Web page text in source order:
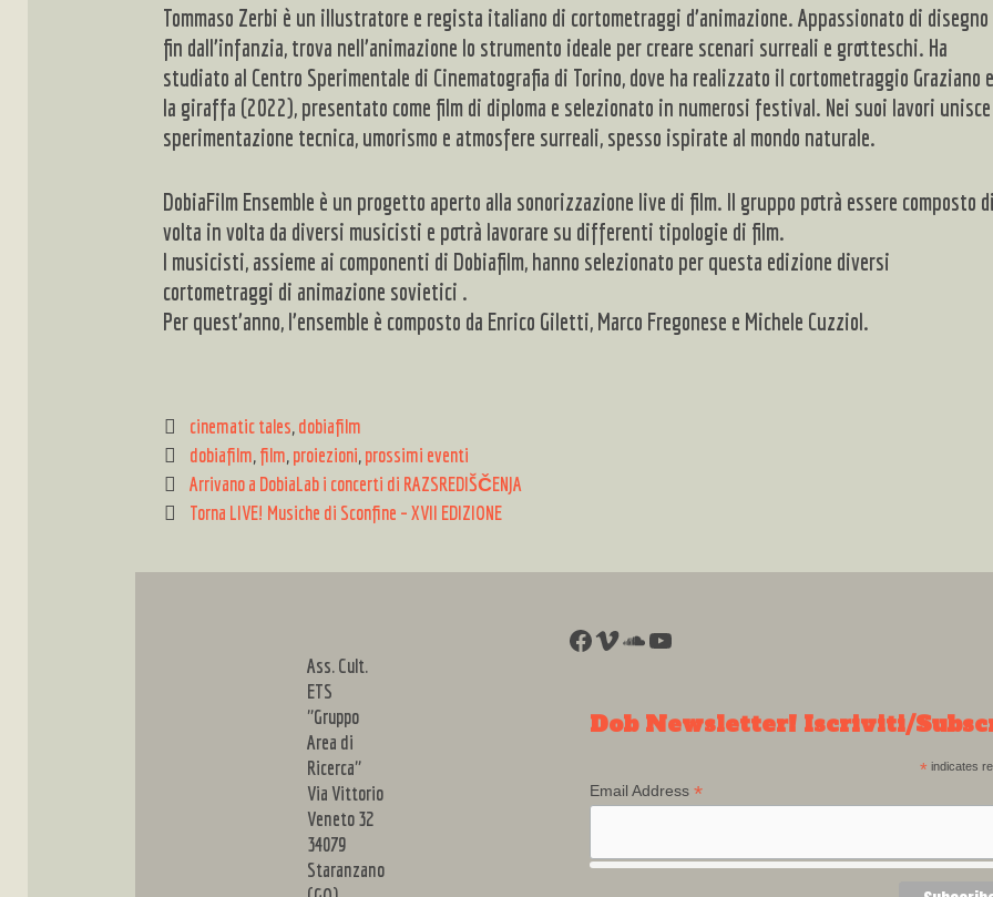
Tommaso Zerbi è un illustratore e regista italiano di cortometraggi d’animazione. Appassionato di disegno
fin dall’infanzia, trova nell’animazione lo strumento ideale per creare scenari surreali e grotteschi. Ha
studiato al Centro Sperimentale di Cinematografia di Torino, dove ha realizzato il cortometraggio Graziano e
la giraffa (2022), presentato come film di diploma e selezionato in numerosi festival. Nei suoi lavori unisce
sperimentazione tecnica, umorismo e atmosfere surreali, spesso ispirate al mondo naturale.
DobiaFilm Ensemble è un progetto aperto alla sonorizzazione live di film. Il gruppo potrà essere composto
volta in volta da diversi musicisti e potrà lavorare su differenti tipologie di film.
I musicisti, assieme ai componenti di Dobiafilm, hanno selezionato per questa edizione diversi
cortometraggi di animazione sovietici .
Per quest’anno, l’ensemble è composto da Enrico Giletti, Marco Fregonese e Michele Cuzziol.
Categories
cinematic tales,dobiafilm
Tags
dobiafilm,film,proiezioni,prossimi eventi
Post
navigation
Arrivano a DobiaLab i concerti di RAZSREDIŠČENJA
Torna LIVE! Musiche di Sconfine – XVII EDIZIONE
Ass. Cult.
ETS
"Gruppo
Area di
Ricerca"
Via Vittorio
Veneto 32
34079
Staranzano
Facebook
VimeoSoundCloud
YouTube
Dob Newsletter! Iscriviti/
* indicates
Email Address *